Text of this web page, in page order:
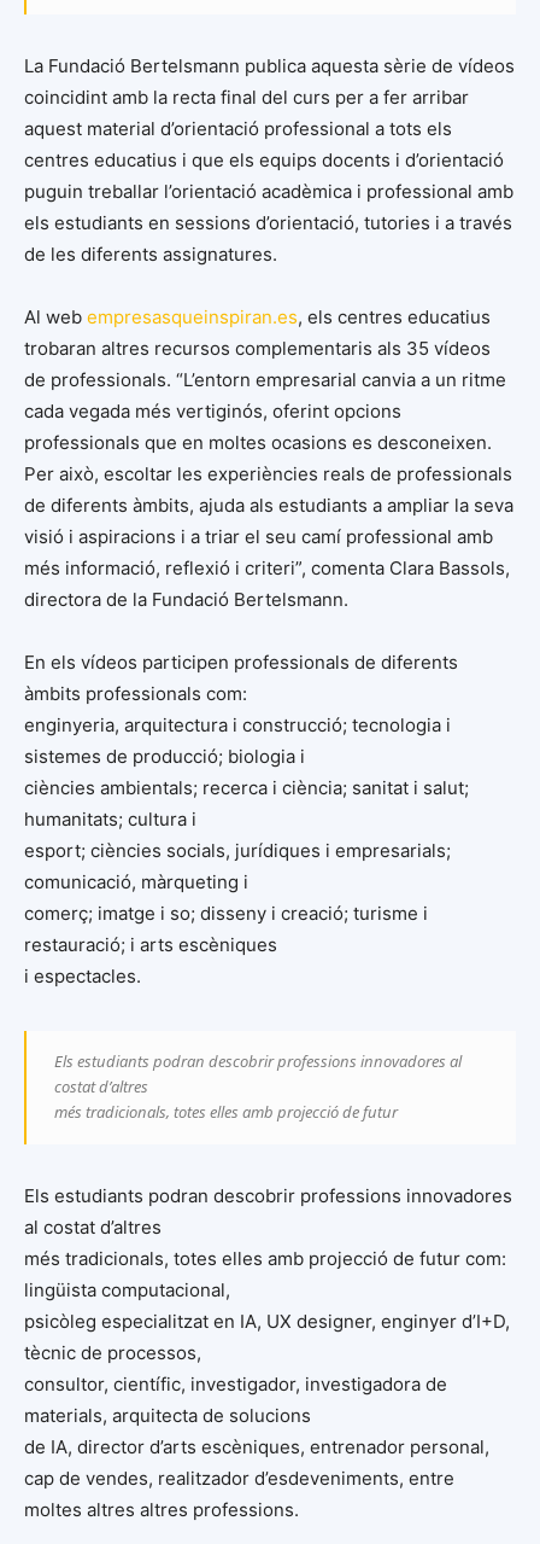
La Fundació Bertelsmann publica aquesta sèrie de vídeos
coincidint amb la recta final del curs per a fer arribar
aquest material d’orientació professional a tots els
centres educatius i que els equips docents i d’orientació
puguin treballar l’orientació acadèmica i professional amb
els estudiants en sessions d’orientació, tutories i a través
de les diferents assignatures.
Al web empresasqueinspiran.es, els centres educatius
trobaran altres recursos complementaris als 35 vídeos
de professionals. “L’entorn empresarial canvia a un ritme
cada vegada més vertiginós, oferint opcions
professionals que en moltes ocasions es desconeixen.
Per això, escoltar les experiències reals de professionals
de diferents àmbits, ajuda als estudiants a ampliar la seva
visió i aspiracions i a triar el seu camí professional amb
més informació, reflexió i criteri”, comenta Clara Bassols,
directora de la Fundació Bertelsmann.
En els vídeos participen professionals de diferents
àmbits professionals com:
enginyeria, arquitectura i construcció; tecnologia i
sistemes de producció; biologia i
ciències ambientals; recerca i ciència; sanitat i salut;
humanitats; cultura i
esport; ciències socials, jurídiques i empresarials;
comunicació, màrqueting i
comerç; imatge i so; disseny i creació; turisme i
restauració; i arts escèniques
i espectacles.
Els estudiants podran descobrir professions innovadores al
costat d’altres
més tradicionals, totes elles amb projecció de futur
Els estudiants podran descobrir professions innovadores
al costat d’altres
més tradicionals, totes elles amb projecció de futur com:
lingüista computacional,
psicòleg especialitzat en IA, UX designer, enginyer d’I+D,
tècnic de processos,
consultor, científic, investigador, investigadora de
materials, arquitecta de solucions
de IA, director d’arts escèniques, entrenador personal,
cap de vendes, realitzador d’esdeveniments, entre
moltes altres altres professions.